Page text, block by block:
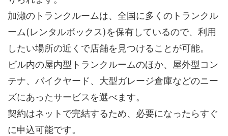
加瀬のトランクルームは、全国に多くのトランクル
ーム(レンタルボックス)を保有しているので、利用
したい場所の近くで店舗を見つけることが可能。
ビル内の屋内型トランクルームのほか、屋外型コン
テナ、バイクヤード、大型ガレージ倉庫などのニー
ズにあったサービスを選べます。
契約はネットで完結するため、必要になったらすぐ
に申込可能です。